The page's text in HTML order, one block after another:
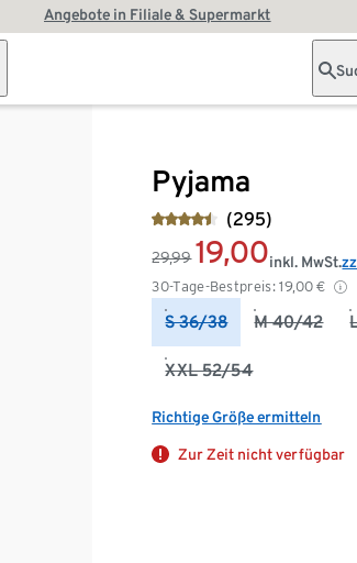
Angebote in Filiale & Supermarkt
Pyjama
(295)
29,99 19,00
30-Tage-Bestpreis: 19,00 €
inkl. MwSt.
S 36/38 M 40/42
XXL 52/54
Richtige Größe ermitteln
Zur Zeit nicht verfügbar